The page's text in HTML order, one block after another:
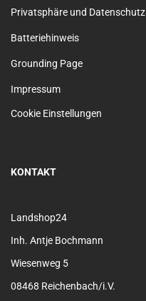
Privatsphäre und Datenschutz
Batteriehinweis
Grounding Page
Impressum
Cookie Einstellungen
KONTAKT
Landshop24
Inh. Antje Bochmann
Wiesenweg 5
08468 Reichenbach/i.V.